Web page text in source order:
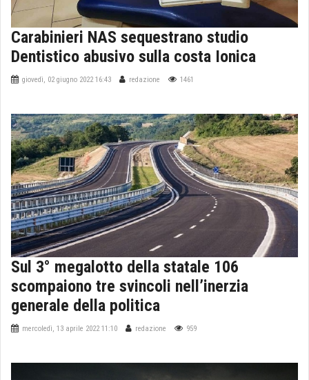
Carabinieri NAS sequestrano studio
Dentistico abusivo sulla costa Ionica
giovedì, 02 giugno 2022 16:43 redazione 1461
Sul 3° megalotto della statale 106
scompaiono tre svincoli nell’inerzia
generale della politica
mercoledì, 13 aprile 2022 11:10 redazione 959